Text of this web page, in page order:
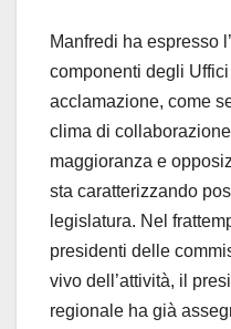
Manfredi ha espresso
componenti degli
acclamazione, come
clima di
maggioranza e
sta caratterizzando
legislatura. Nel
presidenti delle
vivo dell’attività, il
regionale ha già